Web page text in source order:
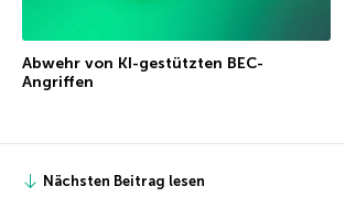
Abwehr von KI-gestützten BEC-
Angriffen
Nächsten Beitrag lesen